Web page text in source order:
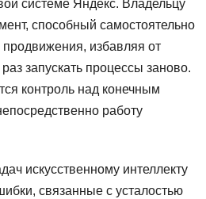
системе Яндекс. Владельцу
способный самостоятельно
продвижения, избавляя от
запускать процессы заново.
контроль над конечным
работу
искусственному интеллекту
связанные с усталостью